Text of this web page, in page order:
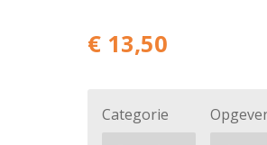
€ 13,50
Categorie